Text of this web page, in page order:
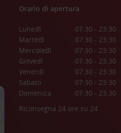
Orario di apertura
Lunedì
07:30 - 23:30
Martedì
07:30 - 23:30
Mercoledì
07:30 - 23:30
Giovedì
07:30 - 23:30
Venerdì
07:30 - 23:30
Sabato
07:30 - 23:30
Domenica
07:30 - 23:30
Riconsegna 24 ore su 24